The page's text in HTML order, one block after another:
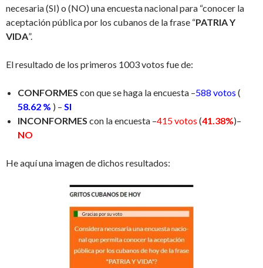
necesaria (SI) o (NO) una encuesta nacional para “conocer la
aceptación pública por los cubanos de la frase “PATRIA Y
VIDA”.
El resultado de los primeros 1003 votos fue de:
CONFORMES con que se haga la encuesta –588 votos (
58.62 % ) – SI
INCONFORMES con la encuesta –415 votos (41.38%)–
NO
He aquí una imagen de dichos resultados: